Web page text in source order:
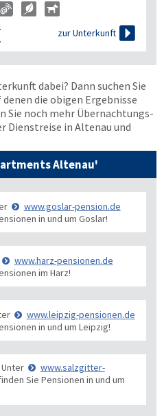
zur Unterkunft 
dabei? Dann suchen Sie
die obigen Ergebnisse
Sie noch mehr Übernachtungs­
Dienstreise in Altenau und
Altenau'
www.goslar-pension.de
in und um Goslar!
www.harz-pensionen.de
im Harz!
www.leipzig-pensionen.de
in und um Leipzig!
Unter
www.salzgitter-
Sie Pensionen in und um